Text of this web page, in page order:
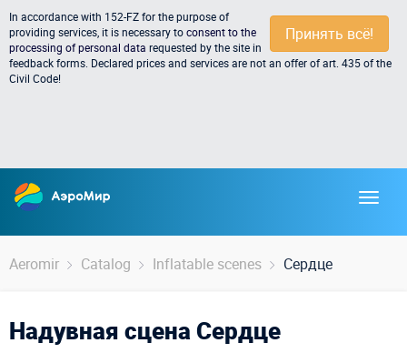
Принять всё!
In accordance with 152-FZ for the purpose of
providing services, it is necessary toconsent to the
processing of personal data requested by the site in
feedback forms. Declared prices and services are not an offer of art. 435 of the
Civil Code!
Aeromir Catalog Inflatable scenes Сердце
Надувная сцена Сердце